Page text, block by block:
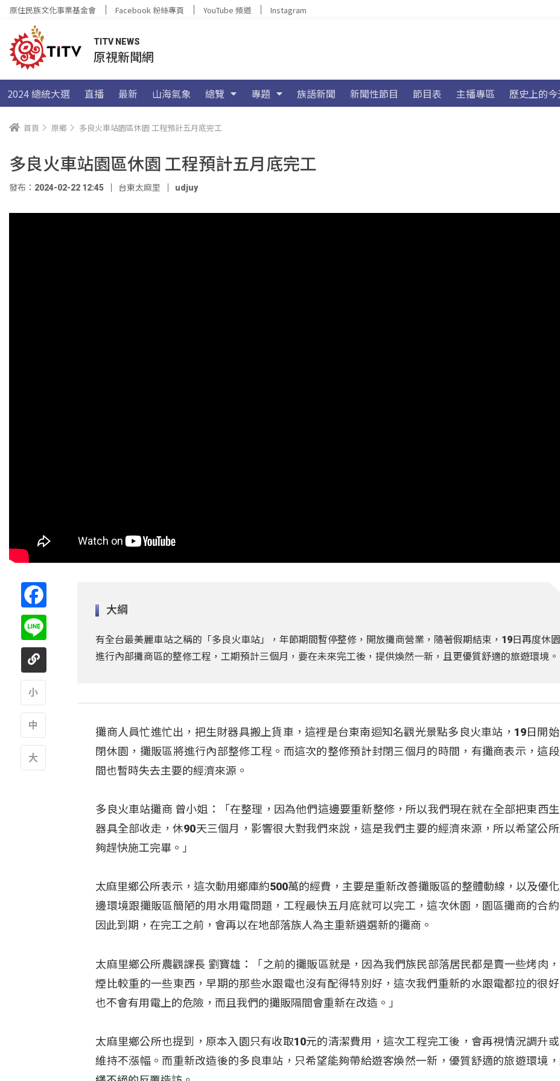
原住民族文化事業基金會 Facebook 粉絲專頁 YouTube 頻道 Instagram
TITV NEWS
原視新聞網
2024 總統大選 直播 最新 山海氣象 總覽 專題 族語新聞 新聞性節目 節目表 主播專區 歷史上的今
首頁 原鄉 多良火車站園區休園 工程預計五月底完工
多良火車站園區休園 工程預計五月底完工
發布：2024-02-22 12:45 台東太麻里 udjuy
大綱
有全台最美麗車站之稱的「多良火車站」，年節期間暫停整修，開放攤商營業，隨著假期結束，19日再度休園
進行內部攤商區的整修工程，工期預計三個月，要在未來完工後，提供煥然一新，且更優質舒適的旅遊環境。
攤商人員忙進忙出，把生財器具搬上貨車，這裡是台東南迴知名觀光景點多良火車站，19日開
閉休園，攤販區將進行內部整修工程。而這次的整修預計封閉三個月的時間，有攤商表示，這
間也暫時失去主要的經濟來源。
多良火車站攤商 曾小姐：「在整理，因為他們這邊要重新整修，所以我們現在就在全部把東西
器具全部收走，休90天三個月，影響很大對我們來說，這是我們主要的經濟來源，所以希望公
夠趕快施工完畢。」
太麻里鄉公所表示，這次動用鄉庫約500萬的經費，主要是重新改善攤販區的整體動線，以及優化
邊環境跟攤販區簡陋的用水用電問題，工程最快五月底就可以完工，這次休園，園區攤商的合
因此到期，在完工之前，會再以在地部落族人為主重新遴選新的攤商。
太麻里鄉公所農觀課長 劉寶雄：「之前的攤販區就是，因為我們族民部落居民都是賣一些烤肉
煙比較重的一些東西，早期的那些水跟電也沒有配得特別好，這次我們重新的水跟電都拉的很好
也不會有用電上的危險，而且我們的攤販隔間會重新在改造。」
太麻里鄉公所也提到，原本入園只有收取10元的清潔費用，這次工程完工後，會再視情況調升
維持不漲幅。而重新改造後的多良車站，只希望能夠帶給遊客煥然一新，優質舒適的旅遊環境